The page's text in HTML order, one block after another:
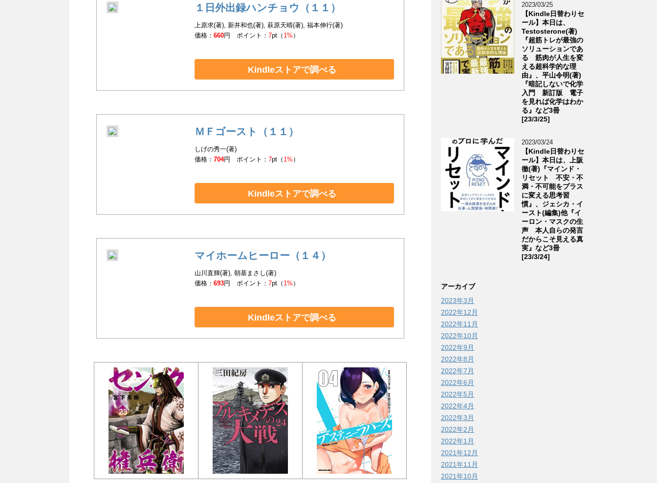
１日外出録ハンチョウ（１１）
上原求(著), 新井和也(著), 萩原天晴(著), 福本伸行(著)
価格：660円 ポイント：7pt（ 1% ）
Kindleストアで調べる
ＭＦゴースト（１１）
しげの秀一(著)
価格：704円 ポイント：7pt（ 1% ）
Kindleストアで調べる
マイホームヒーロー（１４）
山川直輝(著), 朝基まさし(著)
価格：693円 ポイント：7pt（ 1% ）
Kindleストアで調べる
2023/03/25
【Kindle日替わりセ
ール】本日は、
Testosterone(著)
『超筋トレが最強の
ソリューションであ
る 筋肉が人生を変
える超科学的な理
由』、平山令明(著)
『暗記しないで化学
入門 新訂版 電子
を見れば化学はわか
る』など3冊
[23/3/25]
2023/03/24
【Kindle日替わりセ
ール】本日は、上阪
徹(著)『マインド・
リセット 不安・不
満・不可能をプラス
に変える思考習
慣』、ジェシカ・イ
ースト(編集)他『イ
ーロン・マスクの生
声 本人自らの発言
だからこそ見える真
実』など3冊
[23/3/24]
アーカイブ
2023年3月
2022年12月
2022年11月
2022年10月
2022年9月
2022年8月
2022年7月
2022年6月
2022年5月
2022年4月
2022年3月
2022年2月
2022年1月
2021年12月
2021年11月
2021年10月